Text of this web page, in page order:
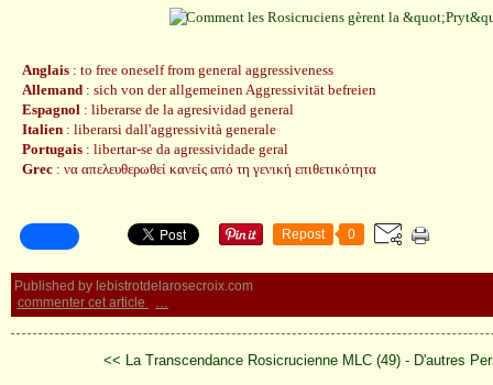
Anglais : to free oneself from general aggressiveness
Allemand : sich von der allgemeinen Aggressivität befreien
Espagnol : liberarse de la agresividad general
Italien : liberarsi dall'aggressività generale
Portugais : libertar-se da agressividade geral
Grec : να απελευθερωθεί κανείς από τη γενική επιθετικότητα
Repost 0
Published by lebistrotdelarosecroix.com
commenter cet article
…
<< La Transcendance Rosicrucienne MLC (49) - D'autres